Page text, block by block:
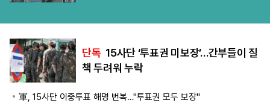
단독 15사단 ‘투표권 미보장’…간부들이 질
책 두려워 누락
軍, 15사단 이중투표 해명 번복…"투표권 모두 보장"